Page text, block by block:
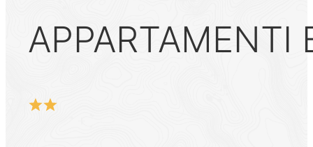
APPARTAMENTI